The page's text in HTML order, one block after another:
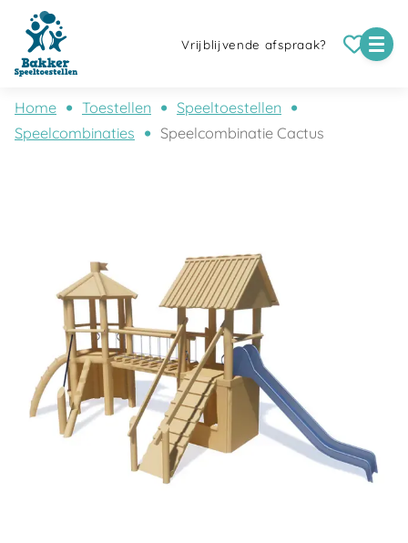
Vrijblijvende afspraak?
Home Toestellen
Speeltoestellen
Speelcombinaties
Speelcombinatie Cactus